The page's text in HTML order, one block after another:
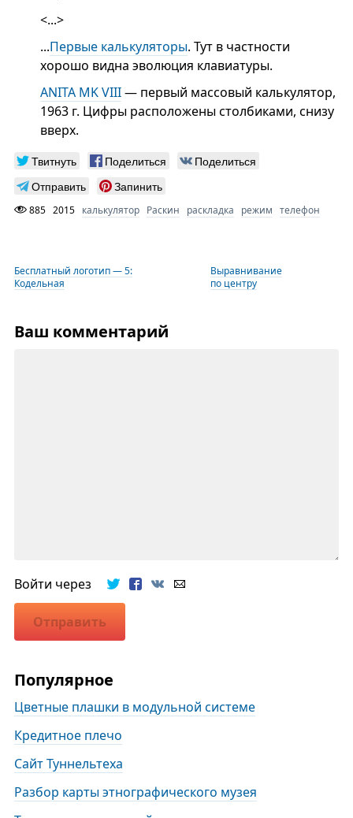
<...>
...Первые калькуляторы. Тут в частности
хорошо видна эволюция клавиатуры.
ANITA MK VIII— первый массовый калькулятор,
1963 г. Цифры расположены столбиками, снизу
вверх.
Твитнуть Поделиться
Поделиться
Отправить
Запинить
885 2015 калькулятор Раскин раскладка режим телефон
Бесплатный логотип — 5:
Кодельная
Выравнивание
по центру
Ваш комментарий
Войти через
Отправить
Популярное
Цветные плашки в модульной системе
Кредитное плечо
Сайт Туннельтеха
Разбор карты этнографического музея